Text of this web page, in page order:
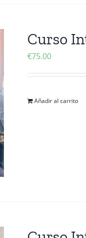
Curso
€75.00
Añadir al carrito